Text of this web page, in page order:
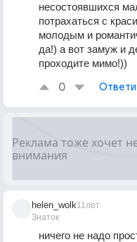
несостоявшихся
потрахаться с
молодым и
да!) а вот замуж и
проходите мимо!))
0
helen_wolk
Знаток
11лет
ничего не надо